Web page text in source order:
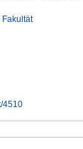
4510